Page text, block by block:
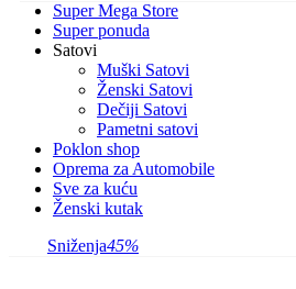
Super Mega Store
Super ponuda
Satovi
Muški Satovi
Ženski Satovi
Dečiji Satovi
Pametni satovi
Poklon shop
Oprema za Automobile
Sve za kuću
Ženski kutak
Sniženja45%